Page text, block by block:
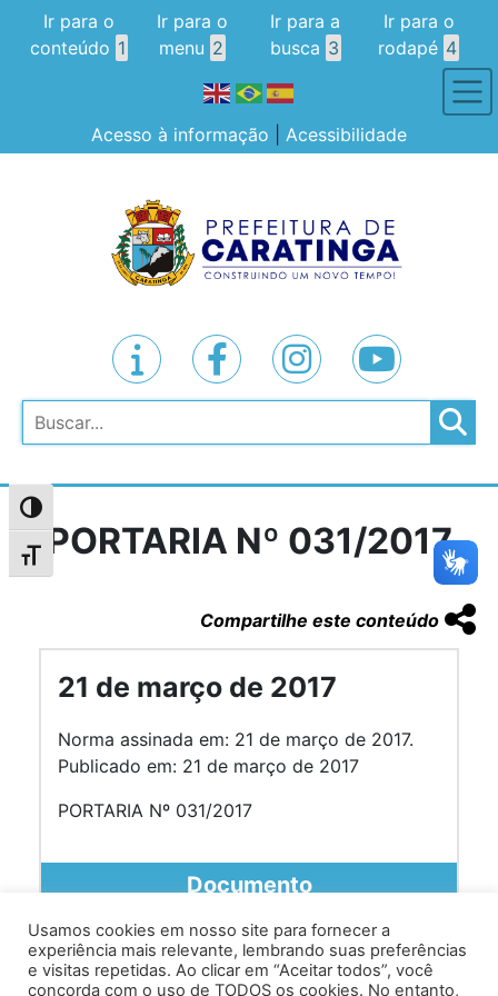
Alternar alto contraste
Alternar tamanho da fonte
Ir para o
conteúdo 1
Ir para o
menu 2
Ir para a
busca 3
Ir para o
rodapé 4
Acesso à informação Acessibilidade
Pesquisar
PORTARIA Nº 031/2017
Compartilhe este conteúdo
21 de março de 2017
Norma assinada em: 21 de março de 2017.
Publicado em: 21 de março de 2017
PORTARIA Nº 031/2017
Documento
Usamos cookies em nosso site para fornecer a
experiência mais relevante, lembrando suas preferências
e visitas repetidas. Ao clicar em “Aceitar todos”, você
concorda com o uso de TODOS os cookies. No entanto,